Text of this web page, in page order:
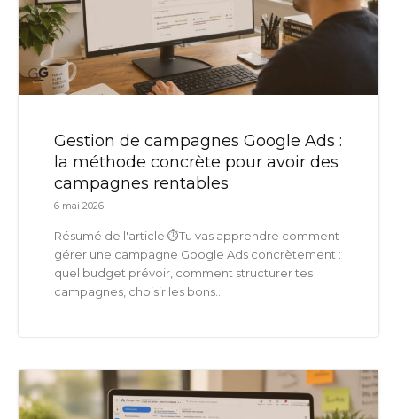
Gestion de campagnes Google Ads :
la méthode concrète pour avoir des
campagnes rentables
6 mai 2026
Résumé de l'article ⏱️Tu vas apprendre comment
gérer une campagne Google Ads concrètement :
quel budget prévoir, comment structurer tes
campagnes, choisir les bons...